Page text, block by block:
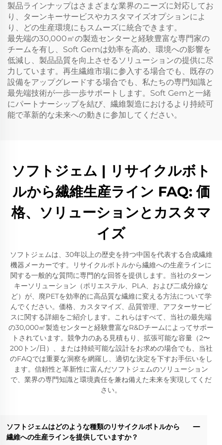
製品ラインナップはさまざまな業界のニーズに対応してお
り、ターンキーサービスやカスタマイズオプションによ
り、どの生産環境にもスムーズに統合できます。
最先端の30,000㎡の製造センターと経験豊富な専門家の
チームを有し、Soft Gemは効率を高め、環境への影響を
低減し、製品品質を向上させるソリューションの提供に尽
力しています。再生繊維市場に参入する場合でも、既存の
設備をアップグレードする場合でも、私たちの専門知識と
最先端技術が一歩一歩サポートします。Soft Gemと一緒
にパートナーシップを結び、繊維製造におけるより持続可
能で革新的な未来への動きに参加してください。
ソフトジェム | リサイクルボト
ルから繊維生産ライン FAQ: 価
格、ソリューションとカスタマ
イズ
ソフトジェムは、30年以上の歴史を持つ中国を代表する合成繊維
機器メーカーです。リサイクルボトルから繊維への生産ラインに
関する一般的な質問に専門的な回答を提供します。当社のターン
キーソリューション（ポリエステル、PLA、および二成分線な
ど）が、廃PETを効率的に高品質な繊維に変える方法について学
んでください。価格、カスタマイズ、品質管理、アフターサービ
スに関する詳細をご紹介します。これらはすべて、当社の最先端
の30,000㎡製造センターと経験豊富なR&Dチームによってサポー
トされています。競争力のある見積もり、拡張可能な容量（2〜
200トン/日）、または持続可能な設計をお求めの場合でも、当社
のFAQでは重要な洞察を網羅し、適切な決定を下すお手伝いをし
ます。信頼性と革新性に富んだソフトジェムのソリューション
で、業界の専門知識と環境責任を兼ね備えた未来を実現してくだ
さい。
ソフトジェムはどのような種類のリサイクルボトルから
繊維への生産ラインを提供していますか？